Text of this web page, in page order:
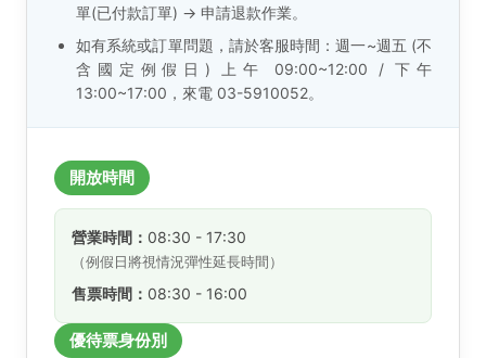
單(已付款訂單) → 申請退款作業。
如有系統或訂單問題，請於客服時間：週一~週五 (不
含國定例假日) 上午 09:00~12:00 / 下午
13:00~17:00，來電 03-5910052。
開放時間
營業時間： 08:30 - 17:30
（例假日將視情況彈性延長時間）
售票時間： 08:30 - 16:00
優待票身份別